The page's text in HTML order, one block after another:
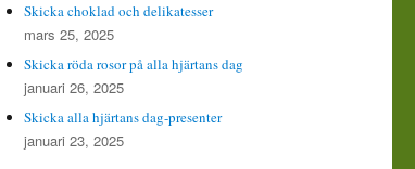
Skicka choklad och delikatesser
mars 25, 2025
Skicka röda rosor på alla hjärtans dag
januari 26, 2025
Skicka alla hjärtans dag-presenter
januari 23, 2025